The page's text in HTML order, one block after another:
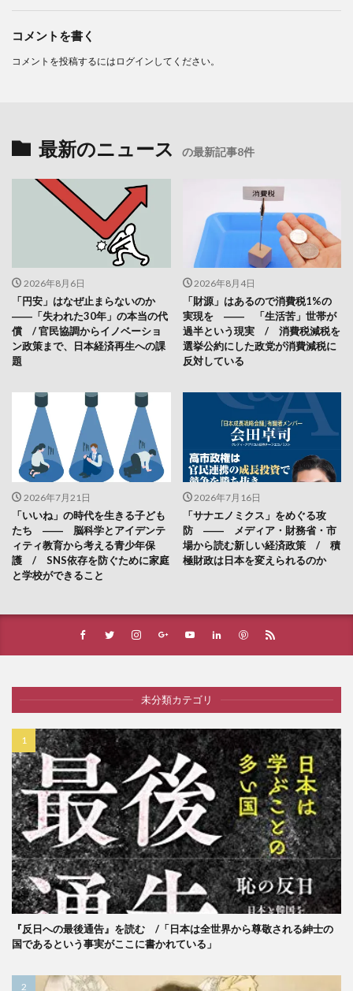
コメントを書く
コメントを投稿するには ログイン してください。
最新のニュース の最新記事8件
2026年8月6日
「円安」はなぜ止まらないのか
――「失われた30年」の本当の代
償 / 官民協調からイノベーショ
ン政策まで、日本経済再生への課
題
2026年8月4日
「財源」はあるので消費税1%の
実現を ―― 「生活苦」世帯が
過半という現実 / 消費税減税を
選挙公約にした政党が消費減税に
反対している
2026年7月21日
「いいね」の時代を生きる子ども
たち ―― 脳科学とアイデンテ
ィティ教育から考える青少年保
護 / SNS依存を防ぐために家庭
と学校ができること
2026年7月16日
「サナエノミクス」をめぐる攻
防 ―― メディア・財務省・市
場から読む新しい経済政策 / 積
極財政は日本を変えられるのか
未分類カテゴリ
『反日への最後通告』を読む /「日本は全世界から尊敬される紳士の
国であるという事実がここに書かれている」